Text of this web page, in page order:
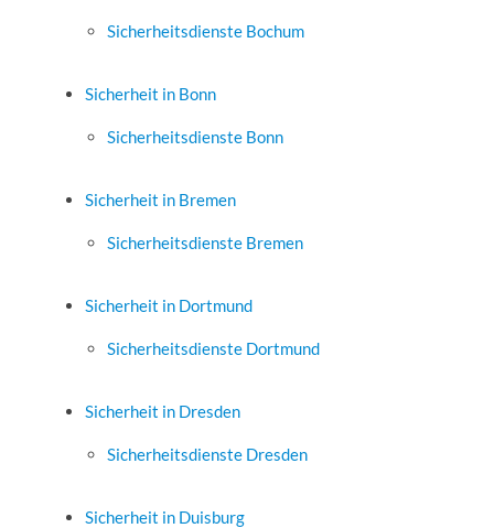
Sicherheitsdienste Bochum
Sicherheit in Bonn
Sicherheitsdienste Bonn
Sicherheit in Bremen
Sicherheitsdienste Bremen
Sicherheit in Dortmund
Sicherheitsdienste Dortmund
Sicherheit in Dresden
Sicherheitsdienste Dresden
Sicherheit in Duisburg